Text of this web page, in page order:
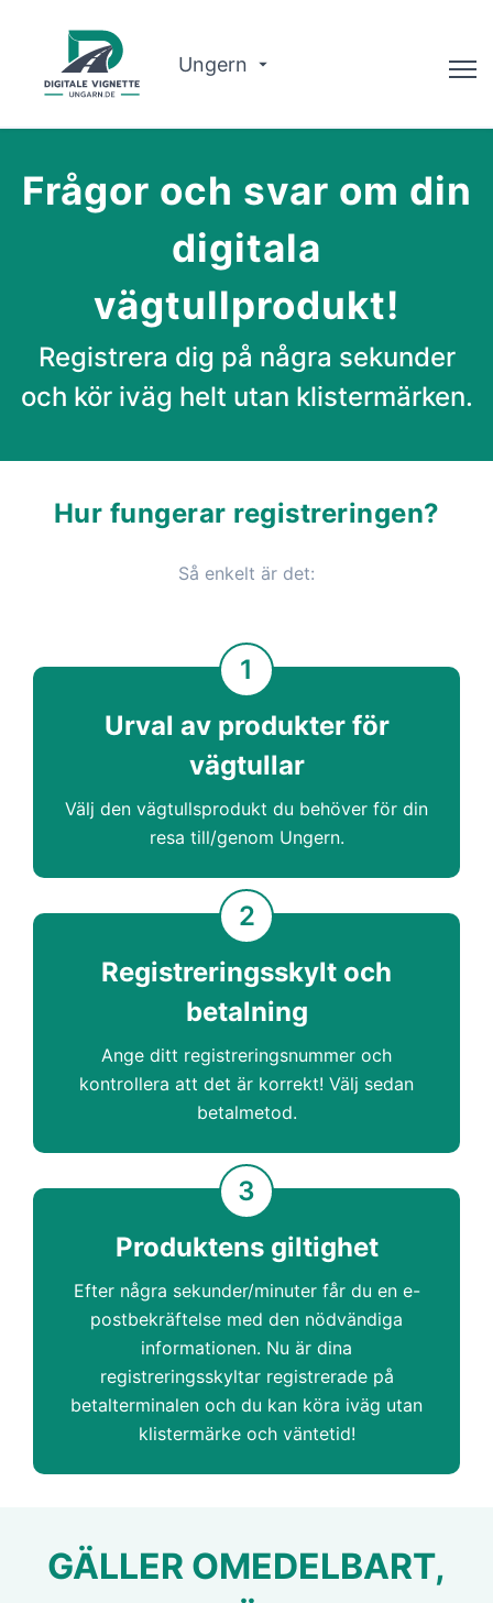
Ungern
Om oss
Svenska
Köp vinjett
Frågor och svar om din
digitala
vägtullprodukt!
Registrera dig på några sekunder
och kör iväg helt utan klistermärken.
Hur fungerar registreringen?
Så enkelt är det:
1
Urval av produkter för
vägtullar
Välj den vägtullsprodukt du behöver för din
resa till/genom Ungern.
2
Registreringsskylt och
betalning
Ange ditt registreringsnummer och
kontrollera att det är korrekt! Välj sedan
betalmetod.
3
Produktens giltighet
Efter några sekunder/minuter får du en e-
postbekräftelse med den nödvändiga
informationen. Nu är dina
registreringsskyltar registrerade på
betalterminalen och du kan köra iväg utan
klistermärke och väntetid!
GÄLLER OMEDELBART,